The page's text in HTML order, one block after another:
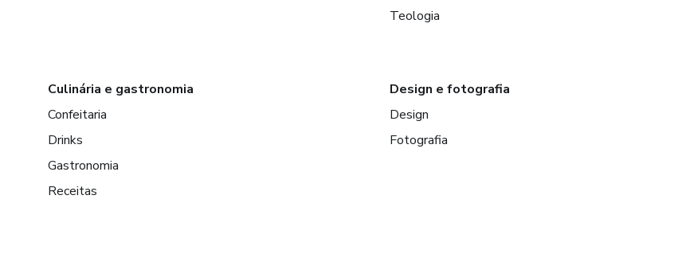
Teologia
Culinária e gastronomia
Confeitaria
Drinks
Gastronomia
Receitas
Design e fotografia
Design
Fotografia